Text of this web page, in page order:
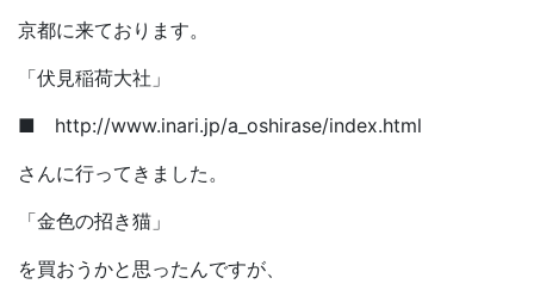
京都に来ております。
「伏見稲荷大社」
■ http://www.inari.jp/a_oshirase/index.html
さんに行ってきました。
「金色の招き猫」
を買おうかと思ったんですが、